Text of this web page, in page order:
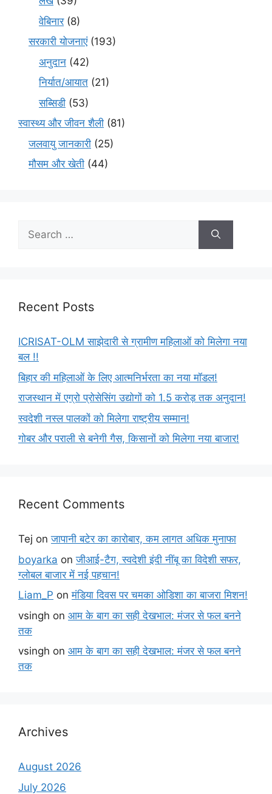
वेबिनार(8)
सरकारी योजनाएं(193)
अनुदान (42)
निर्यात/आयात (21)
सब्सिडी (53)
स्वास्थ्य और जीवन शैली (81)
जलवायु जानकारी (25)
मौसम और खेती (44)
Recent Posts
ICRISAT-OLM साझेदारी से ग्रामीण महिलाओं को मिलेगा नया
बल !!
बिहार की महिलाओं के लिए आत्मनिर्भरता का नया मॉडल!
राजस्थान में एग्रो प्रोसेसिंग उद्योगों को 1.5 करोड़ तक अनुदान!
स्वदेशी नस्ल पालकों को मिलेगा राष्ट्रीय सम्मान!
गोबर और पराली से बनेगी गैस, किसानों को मिलेगा नया बाजार!
Recent Comments
Tej onजापानी बटेर का कारोबार, कम लागत अधिक मुनाफा
boyarka onजीआई-टैग, स्वदेशी इंदी नींबू का विदेशी सफर,
ग्लोबल बाजार में नई पहचान!
Liam_P onमंडिया दिवस पर चमका ओडिशा का बाजरा मिशन!
vsingh on आम के बाग का सही देखभाल: मंजर से फल बनने
तक
vsingh on आम के बाग का सही देखभाल: मंजर से फल बनने
तक
Archives
August 2026
July 2026